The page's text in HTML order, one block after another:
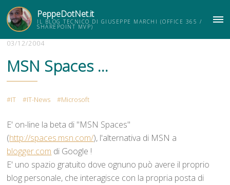
PeppeDotNet.it
IL BLOG TECNICO DI GIUSEPPE MARCHI (OFFICE 365 /
SHAREPOINT MVP)
03/12/2004
MSN Spaces ...
IT IT-News Microsoft
E' on-line la beta di "MSN Spaces"
(http://spaces.msn.com/), l'alternativa di MSN a
blogger.com di Google !
E' uno spazio gratuito dove ognuno può avere il proprio
blog personale, che interagisce con la propria posta di